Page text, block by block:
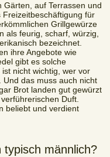
Gärten, auf Terrassen und
Freizeitbeschäftigung für
Grillgewürze
als feurig, scharf, würzig,
bezeichnet.
ihre Angebote wie
gibt es solche
nicht wichtig, wer vor
das muss auch nicht
Brot landen gut gewürzt
Duft.
beliebt und verdient
typisch männlich?